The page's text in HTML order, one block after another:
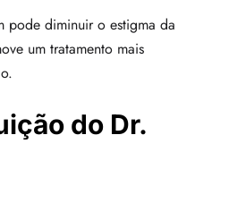
pode diminuir o estigma da
um tratamento mais
do Dr.